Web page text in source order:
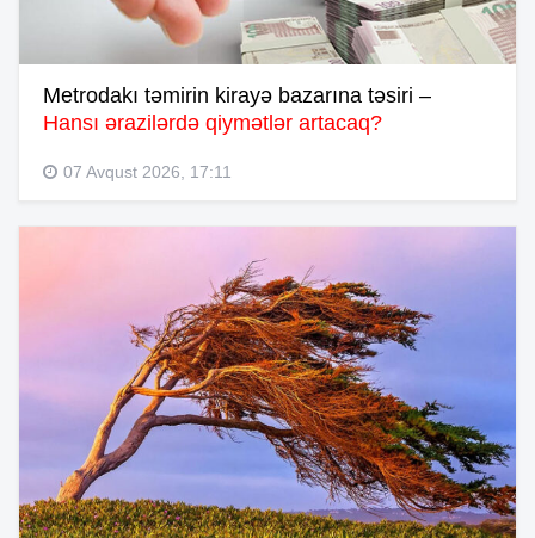
Metrodakı təmirin kirayə bazarına təsiri –
Hansı ərazilərdə qiymətlər artacaq?
07 Avqust 2026, 17:11